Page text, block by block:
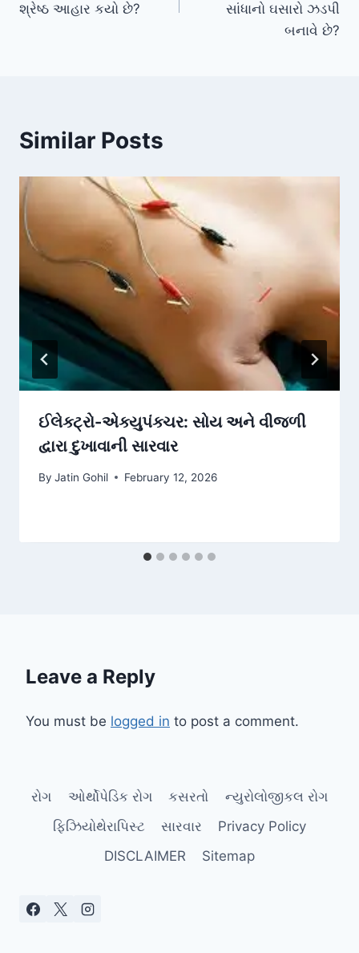
શ્રેષ્ઠ આહાર કયો છે?
સાંધાનો ઘસારો ઝડપી
બનાવે છે?
Similar Posts
ઈલેક્ટ્રો-એક્યુપંક્ચર: સોય અને વીજળી
દ્વારા દુખાવાની સારવાર
By Jatin Gohil February 12, 2026
Leave a Reply
You must be logged in to post a comment.
રોગ ઓર્થોપેડિક રોગ કસરતો
ન્યુરોલોજીકલ રોગ
ફિઝિયોથેરાપિસ્ટ
સારવાર
Privacy Policy
DISCLAIMER
Sitemap